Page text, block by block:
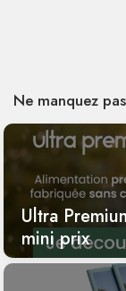
Ne manquez
Ultra
mini prix